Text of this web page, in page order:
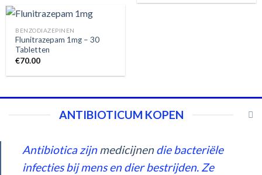
BENZODIAZEPINEN
Flunitrazepam 1mg – 30
Tabletten
€70.00
ANTIBIOTICUM KOPEN
Antibiotica zijnmedicijnendie bacteriële
infecties bij mens en dier bestrijden. Ze